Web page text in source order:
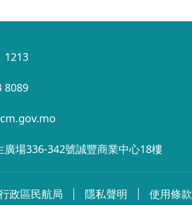
1213
8089
廣場336-342號誠豐商業中心18樓
政區民航局 隱私聲明 使用條款